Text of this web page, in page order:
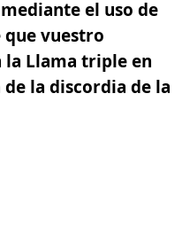
el uso de
que vuestro
la Llama tripleen
la discordia de la